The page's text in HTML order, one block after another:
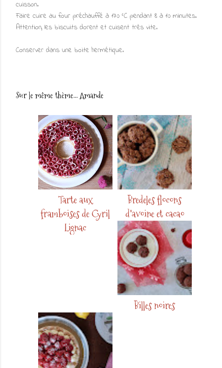
cuisson.
Faire cuire au four préchauffé à 170 °C pendant 8 à 10 minutes.
Attention, les biscuits dorent et cuisent très vite.
Conserver dans une boite hermétique.
Sur le même thème...Amande
Tarte aux
framboises de Cyril
Lignac
Bredeles flocons
d'avoine et cacao
Billes noires